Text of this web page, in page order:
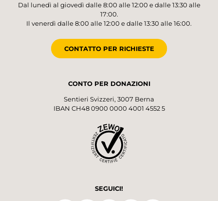
Dal lunedì al giovedì dalle 8:00 alle 12:00 e dalle 13:30 alle
17:00.
Il venerdì dalle 8:00 alle 12:00 e dalle 13:30 alle 16:00.
CONTATTO PER RICHIESTE
CONTO PER DONAZIONI
Sentieri Svizzeri, 3007 Berna
IBAN CH48 0900 0000 4001 4552 5
SEGUICI!